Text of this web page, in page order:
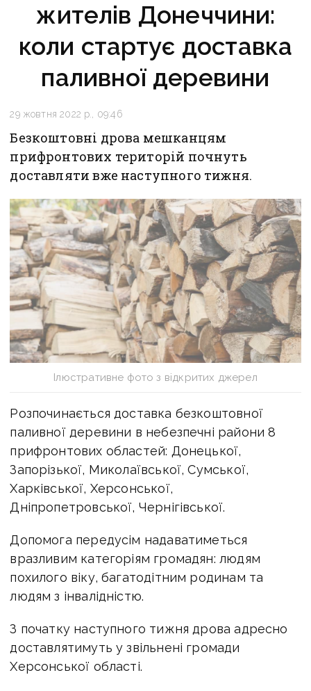
жителів Донеччини:
коли стартує доставка
паливної деревини
29 жовтня 2022 р., 09:46
Безкоштовні дрова мешканцям
прифронтових територій почнуть
доставляти вже наступного тижня.
Ілюстративне фото з відкритих джерел
Розпочинається доставка безкоштовної
паливної деревини в небезпечні райони 8
прифронтових областей: Донецької,
Запорізької, Миколаївської, Сумської,
Харківської, Херсонської,
Дніпропетровської, Чернігівської.
Допомога передусім надаватиметься
вразливим категоріям громадян: людям
похилого віку, багатодітним родинам та
людям з інвалідністю.
З початку наступного тижня дрова адресно
доставлятимуть у звільнені громади
Херсонської області.